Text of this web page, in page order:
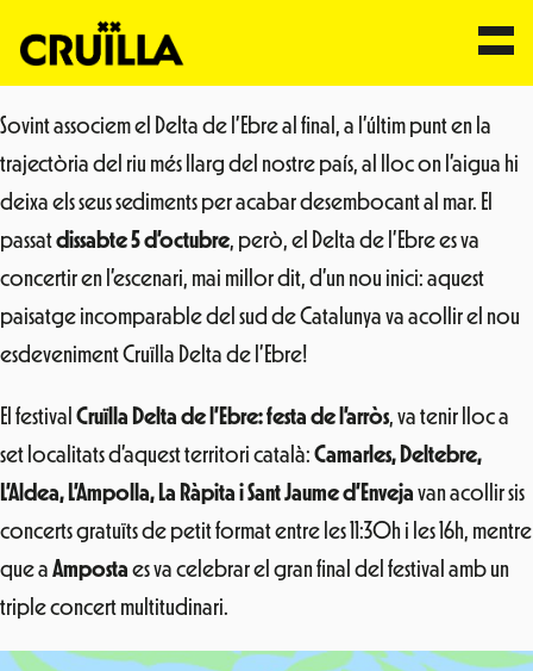
al
contingut
Sovint associem el Delta de l’Ebre al final, a l’últim punt en la
trajectòria del riu més llarg del nostre país, al lloc on l’aigua hi
deixa els seus sediments per acabar desembocant al mar. El
passatdissabte 5 d’octubre, però, el Delta de l’Ebre es va
concertir en l’escenari, mai millor dit, d’un nou inici: aquest
paisatge incomparable del sud de Catalunya va acollir el nou
esdeveniment Cruïlla Delta de l’Ebre!
El festival Cruïlla Delta de l’Ebre: festa de l’arròs, va tenir lloc a
set localitats d’aquest territori català: Camarles, Deltebre,
L’Aldea, L’Ampolla, La Ràpita i Sant Jaume d’Enveja van acollir sis
concerts gratuïts de petit format entre les 11:30h i les 16h, mentre
que a Amposta es va celebrar el gran final del festival amb un
triple concert multitudinari.